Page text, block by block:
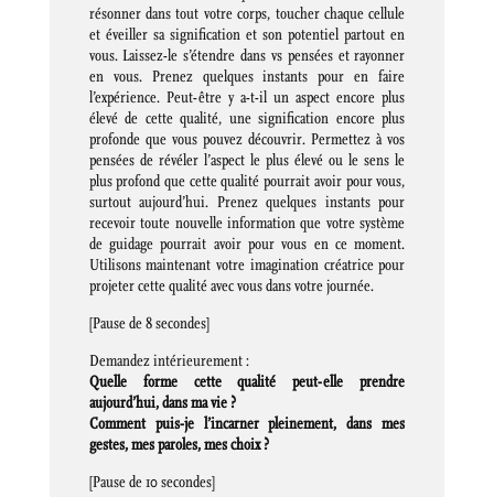
résonner dans tout votre corps, toucher chaque cellule
et éveiller sa signification et son potentiel partout en
vous. Laissez-le s’étendre dans vs pensées et rayonner
en vous. Prenez quelques instants pour en faire
l’expérience. Peut-être y a-t-il un aspect encore plus
élevé de cette qualité, une signification encore plus
profonde que vous pouvez découvrir. Permettez à vos
pensées de révéler l’aspect le plus élevé ou le sens le
plus profond que cette qualité pourrait avoir pour vous,
surtout aujourd’hui. Prenez quelques instants pour
recevoir toute nouvelle information que votre système
de guidage pourrait avoir pour vous en ce moment.
Utilisons maintenant votre imagination créatrice pour
projeter cette qualité avec vous dans votre journée.
[Pause de 8 secondes]
Demandez intérieurement :
Quelle forme cette qualité peut-elle prendre
aujourd’hui, dans ma vie ?
Comment puis-je l’incarner pleinement, dans mes
gestes, mes paroles, mes choix ?
[Pause de 10 secondes]